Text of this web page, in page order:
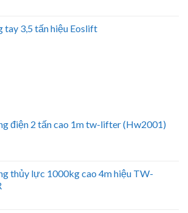
tay 3,5 tấn hiệu Eoslift
điện 2 tấn cao 1m tw-lifter (Hw2001)
thủy lực 1000kg cao 4m hiệu TW-